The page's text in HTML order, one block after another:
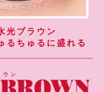
光ブラウン
るちゅるに盛れる
ウン